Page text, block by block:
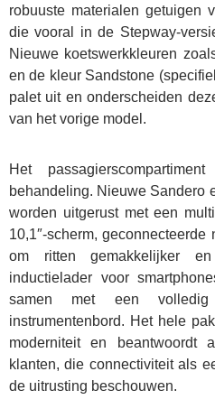
robuuste materialen getuigen
die vooral in de Stepway-
Nieuwe koetswerkkleuren
en de kleur Sandstone
palet uit en onderscheiden
van het vorige model.
Het
behandeling. Nieuwe Sandero
worden uitgerust met een
10,1″-scherm,
om ritten gemakkelijker
inductielader voor
samen met een
instrumentenbord. Het hele
moderniteit en beantwoordt
klanten, die connectiviteit als
de uitrusting beschouwen.